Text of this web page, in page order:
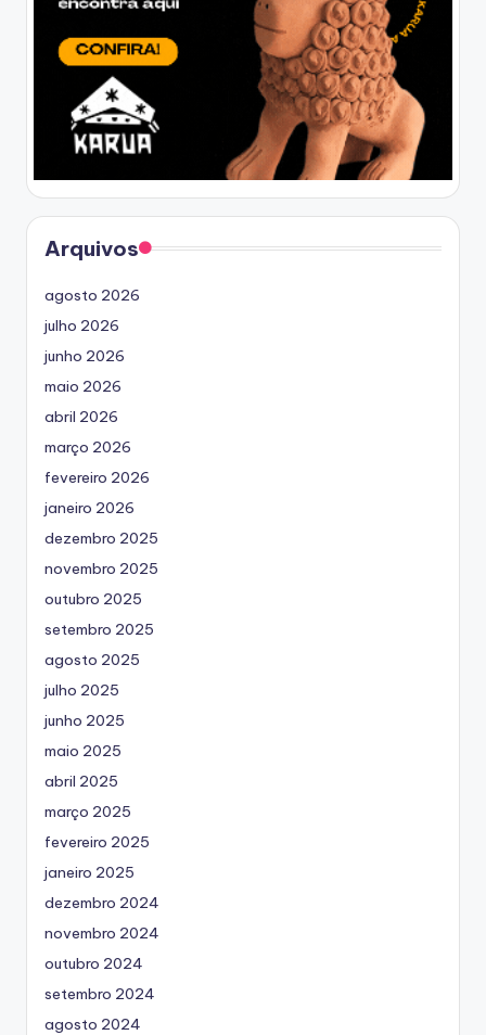
Arquivos
agosto 2026
julho 2026
junho 2026
maio 2026
abril 2026
março 2026
fevereiro 2026
janeiro 2026
dezembro 2025
novembro 2025
outubro 2025
setembro 2025
agosto 2025
julho 2025
junho 2025
maio 2025
abril 2025
março 2025
fevereiro 2025
janeiro 2025
dezembro 2024
novembro 2024
outubro 2024
setembro 2024
agosto 2024